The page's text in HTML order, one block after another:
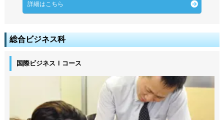
詳細はこちら
総合ビジネス科
国際ビジネスＩコース